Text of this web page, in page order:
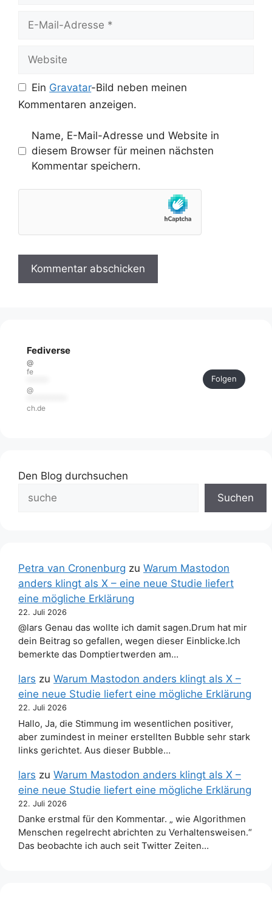
Website
Ein Gravatar-Bild neben meinen
Kommentaren anzeigen.
Name, E-Mail-Adresse und Website in
diesem Browser für meinen nächsten
Kommentar speichern.
Fediverse
@
fe
@
ch.de
Folgen
Den Blog durchsuchen
Suchen
Petra van Cronenburg zu Warum Mastodon
anders klingt als X – eine neue Studie liefert
eine mögliche Erklärung
22. Juli 2026
@lars Genau das wollte ich damit sagen.Drum hat mir
dein Beitrag so gefallen, wegen dieser Einblicke.Ich
bemerkte das Domptiertwerden am…
lars zu Warum Mastodon anders klingt als X –
eine neue Studie liefert eine mögliche Erklärung
22. Juli 2026
Hallo, Ja, die Stimmung im wesentlichen positiver,
aber zumindest in meiner erstellten Bubble sehr stark
links gerichtet. Aus dieser Bubble…
lars zu Warum Mastodon anders klingt als X –
eine neue Studie liefert eine mögliche Erklärung
22. Juli 2026
Danke erstmal für den Kommentar. „ wie Algorithmen
Menschen regelrecht abrichten zu Verhaltensweisen.“
Das beobachte ich auch seit Twitter Zeiten…